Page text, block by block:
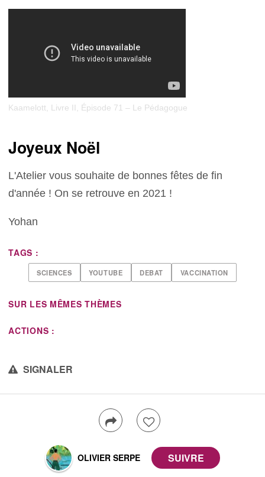
Kaamelott, Livre II, Épisode 71 – Le Pédagogue
Joyeux Noël
L'Atelier vous souhaite de bonnes fêtes de fin
d'année ! On se retrouve en 2021 !
Yohan
TAGS :
SCIENCES YOUTUBE DEBAT VACCINATION
SUR LES MÊMES THÈMES
ACTIONS :
SIGNALER
OLIVIER SERPE